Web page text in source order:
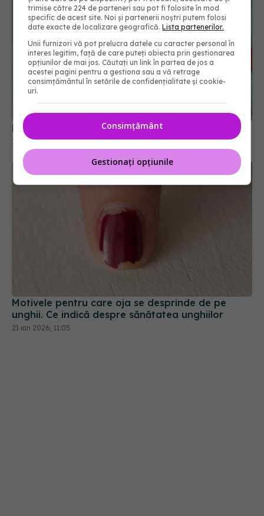
Efectul roșiilor și al zahărului asupra tenului
Motivele pentru care oja se desprinde de pe
unghii. Ce indică despre sănătatea unghiilor
trimise către 224 de parteneri sau pot fi folosite în mod
specific de acest site. Noi și partenerii noștri putem folosi
date exacte de localizare geografică.Lista partenerilor.
Unii furnizori vă pot prelucra datele cu caracter personal în
interes legitim, față de care puteți obiecta prin gestionarea
opțiunilor de mai jos. Căutați un link în partea de jos a
acestei pagini pentru a gestiona sau a vă retrage
consimțământul în setările de confidențialitate și cookie-
uri.
Consimțământ
Gestionați opțiunile